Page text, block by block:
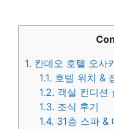
1. 칸데오 호텔 오사
1.1. 호텔 위치 &
1.2. 객실 컨디션
1.3. 조식 후기
1.4. 31층 스파 &